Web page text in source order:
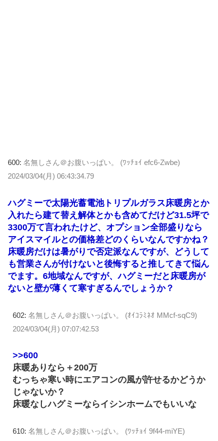
600: 名無しさん＠お腹いっぱい。 (ﾜｯﾁｮｲ efc6-Zwbe)
2024/03/04(月) 06:43:34.79
ハグミーで太陽光蓄電池トリプルガラス床暖房とか
入れたら建て替え解体とかも含めてだけど31.5坪で
3300万て言われたけど、オプション全部盛りなら
アイスマイルとの価格差どのくらいなんですかね？
床暖房だけは暑がりで否定派なんですが、どうして
も営業さんが付けないと後悔すると推してきて悩ん
でます。6地域なんですが、ハグミーだと床暖房が
ないと壁が薄くて寒すぎるんでしょうか？
602: 名無しさん＠お腹いっぱい。 (ｵｲｺﾗﾐﾈｵ MMcf-sqC9)
2024/03/04(月) 07:07:42.53
>>600
床暖ありなら＋200万
むっちゃ寒い時にエアコンの風が許せるかどうか
じゃないか？
床暖なしハグミーならイシンホームでもいいな
610: 名無しさん＠お腹いっぱい。 (ﾜｯﾁｮｲ 9f44-miYE)